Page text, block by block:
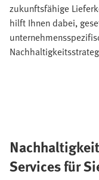
zukunftsfähige
hilft Ihnen dabei,
Services für